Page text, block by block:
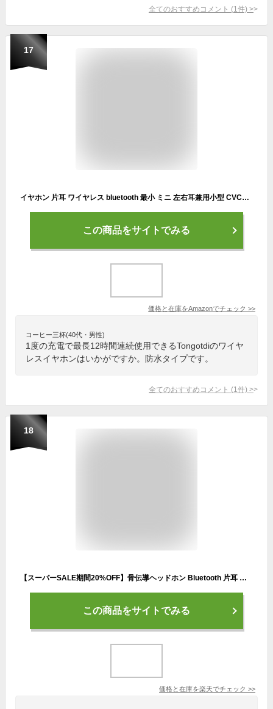
全てのおすすめコメント (1 件) >
17
イヤホン 片耳 ワイヤレス bluetooth 最小 ミニ 左右耳兼用小型 CVC6.0ノイズリダクション イヤホンマイク ブルートゥース 通話 マイク付き 12H長時間連続使用可 100mAh USBマグネット充電式 IPX4防水 超小型&超軽量 コンパクト 会議/運転/スポーツに適用 日本語説明書付き
この商品をサイトでみる
価格と在庫をAmazonでチェック >>
コーヒー三杯(40代・男性)
1度の充電で最長12時間連続使用できるTongotdiのワイヤ
レスイヤホンはいかがですか。防水タイプです。
全てのおすすめコメント (1 件) >
18
【スーパーSALE期間20%OFF】骨伝導ヘッドホン Bluetooth 片耳 耳掛け ワイヤレスイヤホン ヘットフォン マイク付き ワイヤレス 防水 ブルートゥース イヤホン スポーツ 軽量 通話可能 ベアリング 音楽再生 iPhone/Android適用 運転 オフィス 運動 IP56防水
この商品をサイトでみる
価格と在庫を楽天でチェック >>